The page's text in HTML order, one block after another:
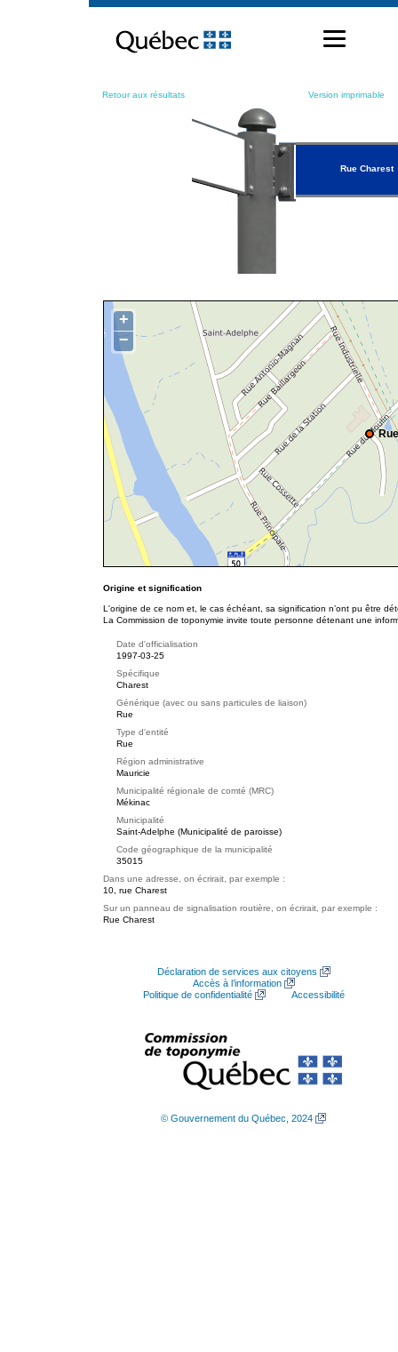
contenu
Retour aux résultats Version imprimable
Rue Charest
+
−
Origine et signification
L'origine de ce nom et, le cas échéant, sa signification n’ont pu être
La Commission de toponymie invite toute personne détenant une
Date d'officialisation
1997-03-25
Spécifique
Charest
Générique (avec ou sans particules de liaison)
Rue
Type d'entité
Rue
Région administrative
Mauricie
Municipalité régionale de comté (MRC)
Mékinac
Municipalité
Saint-Adelphe (Municipalité de paroisse)
Code géographique de la municipalité
35015
Dans une adresse, on écrirait, par exemple :
10, rue Charest
Sur un panneau de signalisation routière, on écrirait, par exemple :
Rue Charest
Déclaration de services aux citoyens
Accès à l’information
Politique de confidentialité
Accessibilité
© Gouvernement du Québec, 2024